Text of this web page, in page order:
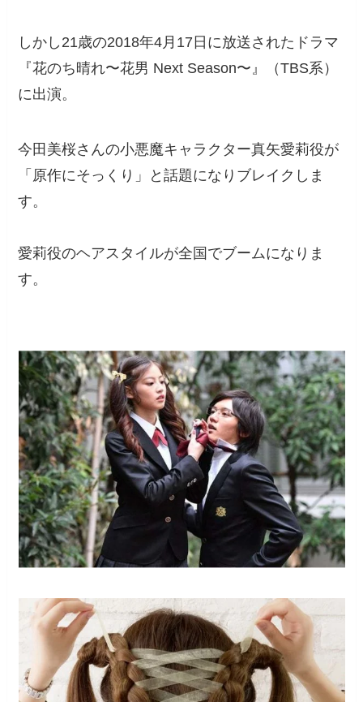
しかし21歳の2018年4月17日に放送されたドラマ
『花のち晴れ〜花男 Next Season〜』（TBS系）
に出演。
今田美桜さんの小悪魔キャラクター真矢愛莉役が
「原作にそっくり」と話題になりブレイクしま
す。
愛莉役のヘアスタイルが全国でブームになりま
す。